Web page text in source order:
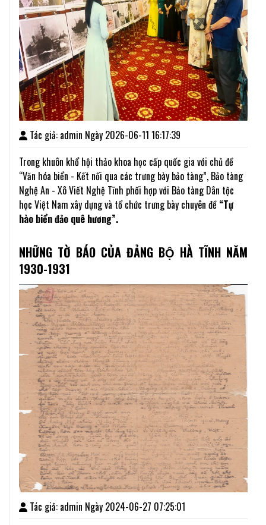
Tác giả: admin Ngày 2026-06-11 16:17:39
Trong khuôn khổ hội thảo khoa học cấp quốc gia với chủ đề
“Văn hóa biển - Kết nối qua các trưng bày bảo tàng”, Bảo tàng
Nghệ An - Xô Viết Nghệ Tĩnh phối hợp với Bảo tàng Dân tộc
học Việt Nam xây dựng và tổ chức trưng bày chuyên đề “Tự
hào biển đảo quê hương”.
NHỮNG TỜ BÁO CỦA ĐẢNG BỘ HÀ TĨNH NĂM
1930-1931
Tác giả: admin Ngày 2024-06-27 07:25:01